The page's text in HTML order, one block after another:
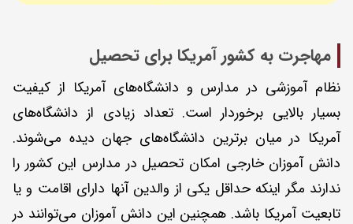
مهاجرت به کشور آمریکا برای تحصیل
نظام آموزشی در مدارس و دانشگاه‌های آمریکا از کیفیت
بسیار بالایی برخوردار است. تعداد زیادی از دانشگاه‌های
آمریکا در میان برترین دانشگاه‌های جهان دیده می‌شوند.
دانش آموزان خارجی امکان تحصیل در مدارس این کشور را
ندارند مگر اینکه حداقل یکی از والدین آنها دارای اقامت و یا
تابعیت آمریکا باشد. همچنین این دانش آموزان می‌توانند در